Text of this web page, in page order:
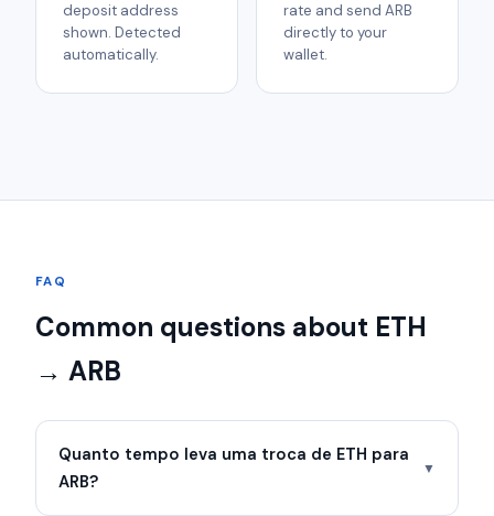
deposit address
shown. Detected
automatically.
rate and send ARB
directly to your
wallet.
FAQ
Common questions about ETH
→ ARB
Quanto tempo leva uma troca de ETH para
ARB?
▼